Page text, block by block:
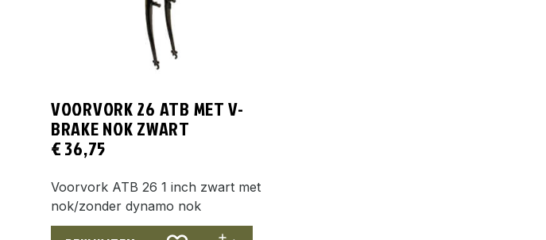
VOORVORK 26 ATB MET V-
BRAKE NOK ZWART
€36,75
Voorvork ATB 26 1 inch zwart met
nok/zonder dynamo nok